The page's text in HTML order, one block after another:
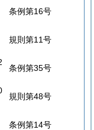
条例第16号
規則第11号
条例第35号
規則第48号
条例第14号